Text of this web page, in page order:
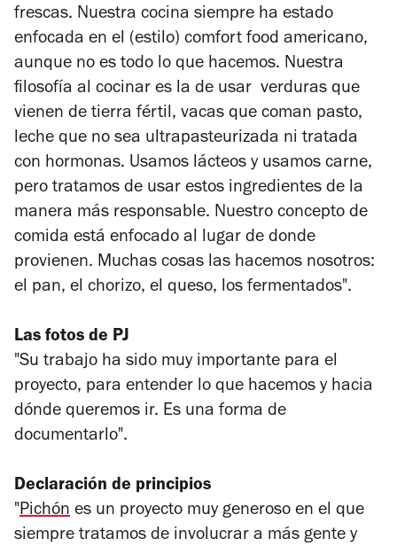
frescas. Nuestra cocina siempre ha estado
enfocada en el (estilo) comfort food americano,
aunque no es todo lo que hacemos. Nuestra
filosofía al cocinar es la de usar verduras que
vienen de tierra fértil, vacas que coman pasto,
leche que no sea ultrapasteurizada ni tratada
con hormonas. Usamos lácteos y usamos carne,
pero tratamos de usar estos ingredientes de la
manera más responsable. Nuestro concepto de
comida está enfocado al lugar de donde
provienen. Muchas cosas las hacemos nosotros:
el pan, el chorizo, el queso, los fermentados".
Las fotos de PJ
"Su trabajo ha sido muy importante para el
proyecto, para entender lo que hacemos y hacia
dónde queremos ir. Es una forma de
documentarlo".
Declaración de principios
"Pichón es un proyecto muy generoso en el que
siempre tratamos de involucrar a más gente y